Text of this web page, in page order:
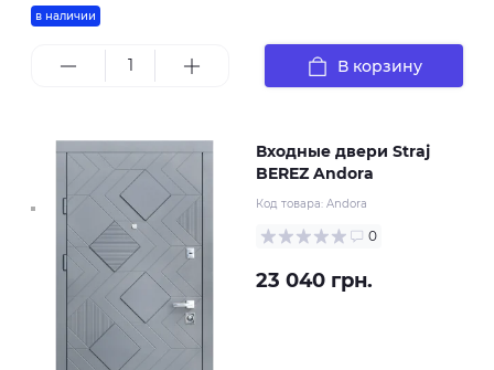
в наличии
В корзину
Входные двери Straj
BEREZ Andora
Код товара: Andora
0
23 040 грн.